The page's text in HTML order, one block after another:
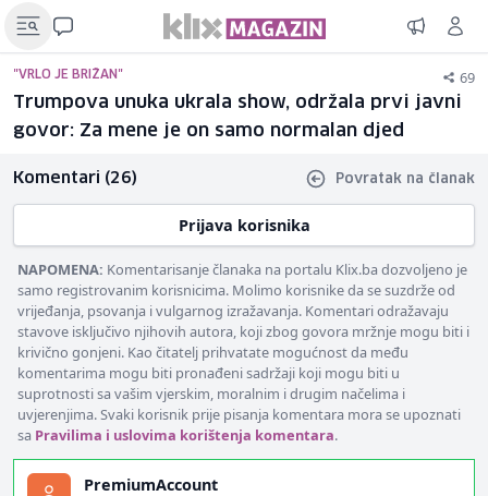
"VRLO JE BRIŽAN" 69
Trumpova unuka ukrala show, održala prvi javni
govor: Za mene je on samo normalan djed
Komentari (26) Povratak na članak
Prijava korisnika
NAPOMENA: Komentarisanje članaka na portalu Klix.ba dozvoljeno je
samo registrovanim korisnicima. Molimo korisnike da se suzdrže od
vrijeđanja, psovanja i vulgarnog izražavanja. Komentari odražavaju
stavove isključivo njihovih autora, koji zbog govora mržnje mogu biti i
krivično gonjeni. Kao čitatelj prihvatate mogućnost da među
komentarima mogu biti pronađeni sadržaji koji mogu biti u
suprotnosti sa vašim vjerskim, moralnim i drugim načelima i
uvjerenjima. Svaki korisnik prije pisanja komentara mora se upoznati
sa Pravilima i uslovima korištenja komentara.
PremiumAccount